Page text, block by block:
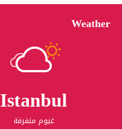
Weather
Istanbul
غيوم متفرقة